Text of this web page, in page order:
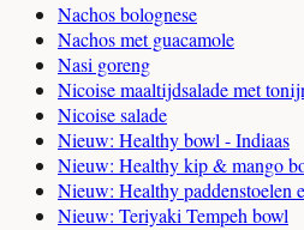
Nachos bolognese
Nachos met guacamole
Nasi goreng
Nicoise maaltijdsalade met
Nicoise salade
Nieuw: Healthy bowl - Indiaas
Nieuw: Healthy kip & mango
Nieuw: Healthy paddenstoelen
Nieuw: Teriyaki Tempeh bowl